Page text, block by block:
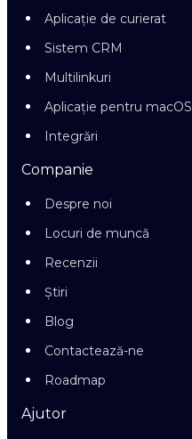
Aplicație de curierat
Sistem CRM
Multilinkuri
Aplicație pentru macOS
Integrări
Companie
Despre noi
Locuri de muncă
Recenzii
Știri
Blog
Contactează-ne
Roadmap
Ajutor